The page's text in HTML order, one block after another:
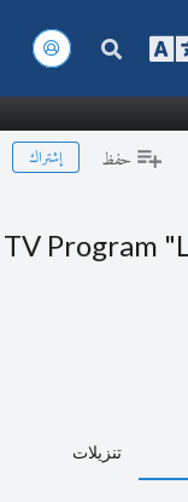
حفظ إشتراك
TV Program
تنزيلات